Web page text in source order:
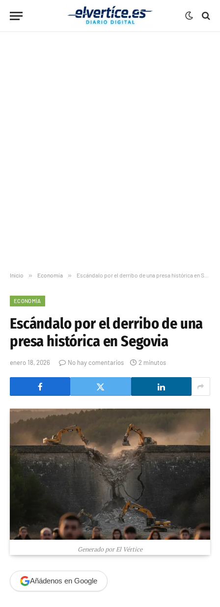
Inicio » Economía » Escándalo por el derribo de una presa histórica en Segovia
ECONOMÍA
Escándalo por el derribo de una
presa histórica en Segovia
enero 18, 2026 No hay comentarios 2 minutos
Generado por El Vértice
Añádenos en Google